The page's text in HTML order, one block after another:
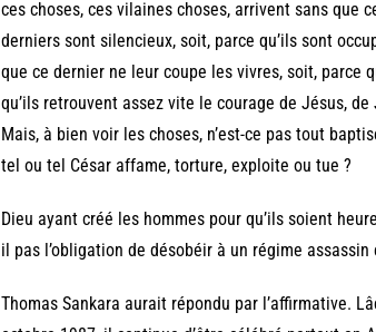
ces choses, ces vilaines choses, arrivent sans que
derniers sont silencieux, soit, parce qu’ils sont
que ce dernier ne leur coupe les vivres, soit, parce
qu’ils retrouvent assez vite le courage de Jésus,
Mais, à bien voir les choses, n’est-ce pas tout
tel ou tel César affame, torture, exploite ou tue ?
Dieu ayant créé les hommes pour qu’ils soient
il pas l’obligation de désobéir à un régime assassin
Thomas Sankara aurait répondu par l’affirmative.